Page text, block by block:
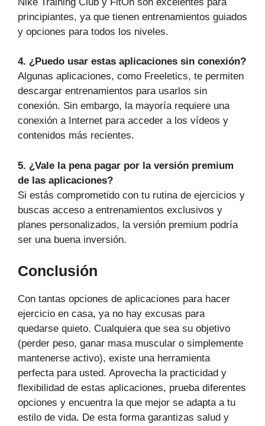
principiantes, ya que tienen entrenamientos guiados
y opciones para todos los niveles.
4. ¿Puedo usar estas aplicaciones sin conexión?
Algunas aplicaciones, como Freeletics, te permiten
descargar entrenamientos para usarlos sin
conexión. Sin embargo, la mayoría requiere una
conexión a Internet para acceder a los vídeos y
contenidos más recientes.
5. ¿Vale la pena pagar por la versión premium
de las aplicaciones?
Si estás comprometido con tu rutina de ejercicios y
buscas acceso a entrenamientos exclusivos y
planes personalizados, la versión premium podría
ser una buena inversión.
Conclusión
Con tantas opciones de aplicaciones para hacer
ejercicio en casa, ya no hay excusas para
quedarse quieto. Cualquiera que sea su objetivo
(perder peso, ganar masa muscular o simplemente
mantenerse activo), existe una herramienta
perfecta para usted. Aprovecha la practicidad y
flexibilidad de estas aplicaciones, prueba diferentes
opciones y encuentra la que mejor se adapta a tu
estilo de vida. De esta forma garantizas salud y